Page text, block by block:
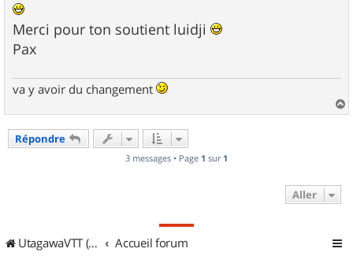
Merci pour ton soutient luidji
Pax
va y avoir du changement
a
Répondre
3 messages • Page 1 sur 1
Aller
UtagawaVTT (Randos VTT et VTTAE avec traces GPS) Accueil forum